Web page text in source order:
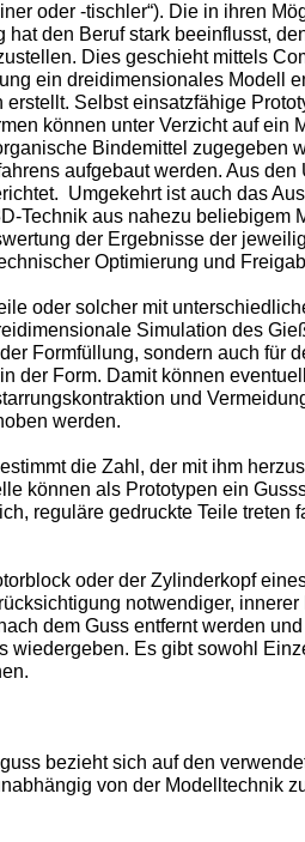
oder -tischler“). Die in ihren
den Beruf stark beeinflusst,
Dies geschieht mittels
ein dreidimensionales Modell
Selbst einsatzfähige
können unter Verzicht auf ein
Bindemittel zugegeben
aufgebaut werden. Aus
Umgekehrt ist auch das
Technik aus nahezu beliebigem
der Ergebnisse der
Optimierung und
oder solcher mit
Simulation des
Formfüllung, sondern auch für
der Form. Damit können
und
werden.
die Zahl, der mit ihm
können als Prototypen ein
reguläre gedruckte Teile treten
oder der Zylinderkopf
notwendiger,
dem Guss entfernt werden
Es gibt sowohl
bezieht sich auf den
von der Modelltechnik